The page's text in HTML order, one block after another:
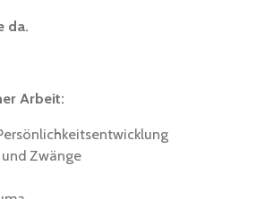
da.
Arbeit:
Zwänge